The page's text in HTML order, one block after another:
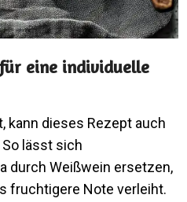
eine individuelle
kann dieses Rezept auch
lässt sich
durch Weißwein ersetzen,
fruchtigere Note verleiht.